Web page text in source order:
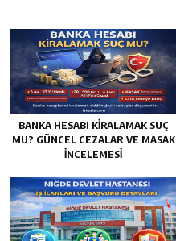
BANKA HESABI KIRALAMAK SUÇ
MU? GÜNCEL CEZALAR VE MASAK
İNCELEMESI